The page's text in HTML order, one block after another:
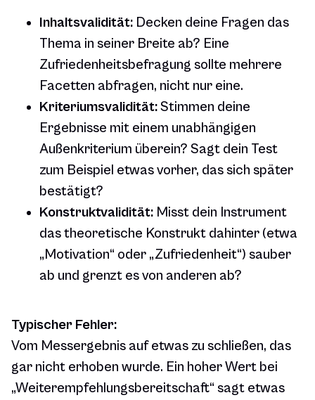
Inhaltsvalidität: Decken deine Fragen das
Thema in seiner Breite ab? Eine
Zufriedenheitsbefragung sollte mehrere
Facetten abfragen, nicht nur eine.
Kriteriumsvalidität:Stimmen deine
Ergebnisse mit einem unabhängigen
Außenkriterium überein? Sagt dein Test
zum Beispiel etwas vorher, das sich später
bestätigt?
Konstruktvalidität: Misst dein Instrument
das theoretische Konstrukt dahinter (etwa
„Motivation“ oder „Zufriedenheit“) sauber
ab und grenzt es von anderen ab?
Typischer Fehler:
Vom Messergebnis auf etwas zu schließen, das
gar nicht erhoben wurde. Ein hoher Wert bei
„Weiterempfehlungsbereitschaft“ sagt etwas